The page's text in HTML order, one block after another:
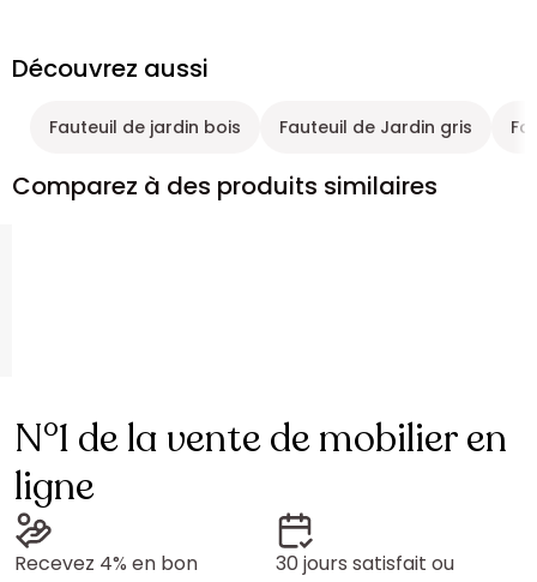
Découvrez aussi
Fauteuil de jardin bois Fauteuil de Jardin gris
Comparez à des produits similaires
N°1 de la vente de mobilier en
ligne
Recevez 4% en bon
30 jours satisfait ou